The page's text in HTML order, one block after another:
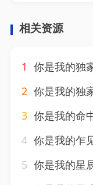
相关资源
1 你是我的独
2 你是我的独
3 你是我的命
4 你是我的乍
5 你是我的星